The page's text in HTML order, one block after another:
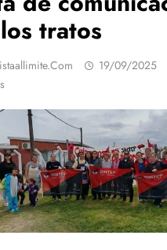
tratos
19/09/2025